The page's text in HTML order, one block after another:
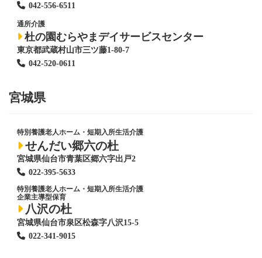
042-556-6511
通所介護
杜の園むらやまデイサービスセンター
東京都武蔵村山市三ツ藤1-80-7
042-520-0611
宮城県
特別養護老人ホーム ・短期入所生活介護
せんだい郷六の杜
宮城県仙台市青葉区郷六字出戸2
022-395-5633
特別養護老人ホーム ・短期入所生活介護
企業主導型保育
八沢の杜
宮城県仙台市泉区松森字八沢15-5
022-341-9015